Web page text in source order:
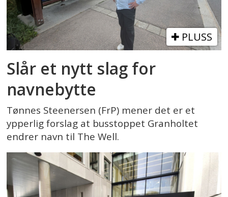
PLUSS
Slår et nytt slag for
navnebytte
Tønnes Steenersen (FrP) mener det er et
ypperlig forslag at busstoppet Granholtet
endrer navn til The Well.